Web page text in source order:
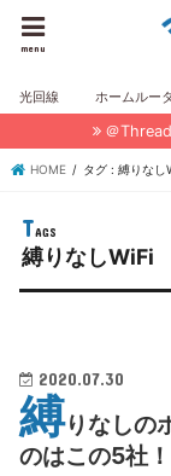
menu
光回線 ホームルー
＠
HOME タグ : 縛りなし
縛りなしWiFi
2020.07.30
縛りなしの
のはこの5社！